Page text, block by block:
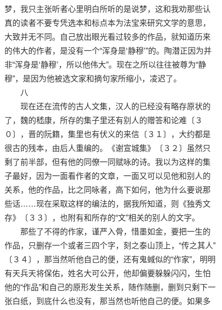
梦，我只主张听者心里明白所听的是说梦，这和我劝那些认
真的读者不要专凭选本和标点本为法宝来研究文学的意思，
大致并无不同。自己放出眼光看过较多的作品，就知道历来
的伟大的作者，是没有一个“浑身是‘静穆’”的。陶潜正因为并
非“浑身是‘静穆’，所以他伟大”。现在之所以往往被尊为“静
穆”，是因为他被选文家和摘句家所缩小，凌迟了。
八
现在还在流传的古人文集，汉人的已经没有略存原状的
了，魏的嵇康，所存的集子里还有别人的赠答和论难〔３
０〕，晋的阮籍，集里也有伏义的来信〔３１〕，大约都是
很古的残本，由后人重编的。《谢宣城集》〔３２〕虽然只
剩了前半部，但有他的同僚一同赋咏的诗。我以为这样的集
子最好，因为一面看作者的文章，一面又可以见他和别人的
关系，他的作品，比之同咏者，高下如何，他为什么要说那
些话……现在采取这样的编法的，据我所知道，则《独秀文
存》〔３３〕，也附有和所存的“文”相关的别人的文字。
那些了不得的作家，谨严入骨，惜墨如金，要把一生的
作品，只删存一个或者三四个字，刻之泰山顶上，“传之其人”
〔３４〕，那当然听他自己的便，还有鬼蜮似的“作家”，明明
有天兵天将保佑，姓名大可公开，他却偏要躲躲闪闪，生怕
他的“作品”和自己的原形发生关系，随作随删，删到只剩下一
张白纸，到底什么也没有，那当然也听他自己的便。如果多